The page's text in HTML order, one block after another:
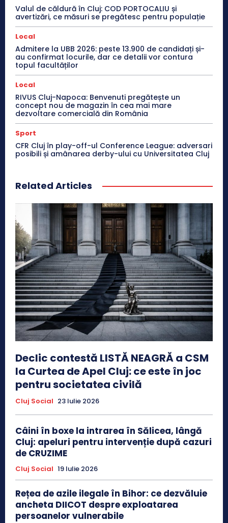
Valul de căldură în Cluj: COD PORTOCALIU și
avertizări, ce măsuri se pregătesc pentru populație
Local
Admitere la UBB 2026: peste 13.900 de candidați și-
au confirmat locurile, dar ce detalii vor contura
topul facultăților
Local
RIVUS Cluj-Napoca: Benvenuti pregătește un
concept nou de magazin în cea mai mare
dezvoltare comercială din România
Sport
CFR Cluj în play-off-ul Conference League: adversari
posibili și amânarea derby-ului cu Universitatea Cluj
Related Articles
Declic contestă LISTĂ NEAGRĂ a CSM
la Curtea de Apel Cluj: ce este în joc
pentru societatea civilă
Cluj Social 23 Iulie 2026
Câini în boxe la intrarea în Sălicea, lângă
Cluj: apeluri pentru intervenție după cazuri
de CRUZIME
Cluj Social 19 Iulie 2026
Rețea de azile ilegale în Bihor: ce dezvăluie
ancheta DIICOT despre exploatarea
persoanelor vulnerabile